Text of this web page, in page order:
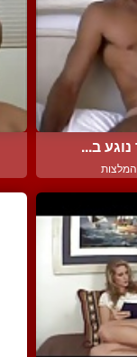
נוגע ב...